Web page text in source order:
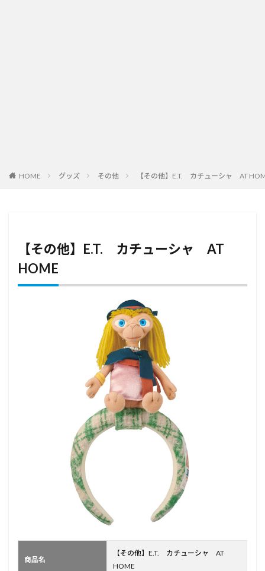
HOME グッズ その他 【その他】E.T. カチューシャ AT
【その他】E.T. カチューシャ AT
HOME
商品名
【その他】E.T. カチューシャ AT
HOME